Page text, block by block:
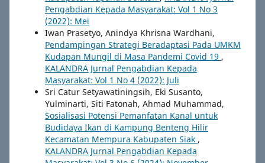
Pengabdian Kepada Masyarakat: Vol 1 No 3
(2022): Mei
Iwan Prasetyo, Anindya Khrisna Wardhani,
Pendampingan Strategi Beradaptasi Pada UMKM
Kudapan Mungil di Masa Pandemi Covid 19 ,
KALANDRA Jurnal Pengabdian Kepada
Masyarakat: Vol 1 No 4 (2022): Juli
Sri Catur Setyawatiningsih, Eki Susanto,
Yulminarti, Siti Fatonah, Ahmad Muhammad,
Sosialisasi Potensi Pemanfatan Kanal untuk
Budidaya Ikan di Kampung Benteng Hilir
Kecamatan Mempura Kabupaten Siak ,
KALANDRA Jurnal Pengabdian Kepada